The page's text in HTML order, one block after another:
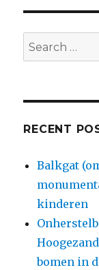
Search
for:
RECENT
Balkgat
kinderen
bomen in